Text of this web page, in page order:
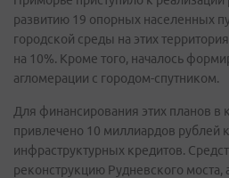
развитию 19 опорных населенных
городской среды на этих
на 10%. Кроме того, началось
агломерации с городом-спутником.
Для финансирования этих планов в
привлечено 10 миллиардов рублей
инфраструктурных кредитов.
реконструкцию Рудневского моста,